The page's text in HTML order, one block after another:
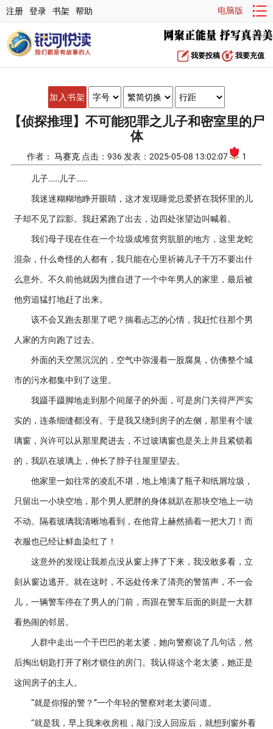
注册 登录 书架 帮助 电脑版
我要投稿 我要充值
加入书架
【侦探推理】不可能犯罪之儿子和密室里的尸
体
作者： 马赛克 点击：936 发表：2025-05-08 13:02:07 1
儿子……儿子……
我迷迷糊糊地睁开眼睛，这才发现睡觉总爱挤在我怀里的儿
子却不见了踪影。我赶紧跑了出去，边四处张望边叫喊着。
我们母子现在住在一个垃圾成堆贫穷肮脏的地方，这里龙蛇
混杂，什么奇怪的人都有，我只能在心里祈祷儿子千万不要出什
么意外。不久前他就因为擅自进了一个中年男人的家里，最后被
他穷追猛打地赶了出来。
该不会又跑去那里了吧？揣着忐忑的心情，我赶忙往那个男
人家的方向跑了过去。
外面的天空黑沉沉的，空气中弥漫着一股腐臭，仿佛整个城
市的污水都集中到了这里。
我蹑手蹑脚地走到那个间屋子的外面，可是房门关得严严实
实的，连条细缝都没有。于是我又绕到房子的左侧，那里有个玻
璃窗，兴许可以从那里爬进去，不过玻璃窗也是关上并且紧锁着
的，我趴在玻璃上，伸长了脖子往屋里望去。
他家里一如往常的凌乱不堪，地上堆满了瓶子和纸屑垃圾，
只留出一小块空地，那个男人肥胖的身体就趴在那块空地上一动
不动。隔着玻璃我清晰地看到，在他背上赫然插着一把大刀！而
衣服也已经让鲜血染红了！
这意外的发现让我差点没从窗上摔了下来，我没敢多看，立
刻从窗边逃开。就在这时，不远处传来了清亮的警笛声，不一会
儿，一辆警车停在了男人的门前，而跟在警车后面的则是一大群
看热闹的邻居。
人群中走出一个干巴巴的老太婆，她向警察说了几句话，然
后掏出钥匙打开了刚才锁住的房门。我认得这个老太婆，她正是
这间房子的主人。
“就是你报的警？”一个年轻的警察对老太婆问道。
“就是我，早上我来收房租，敲门没人回应后，就想到窗外看